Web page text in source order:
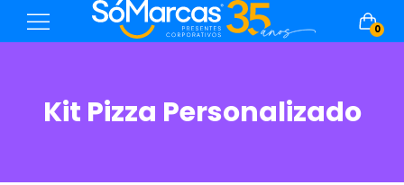
0
Kit Pizza Personalizado